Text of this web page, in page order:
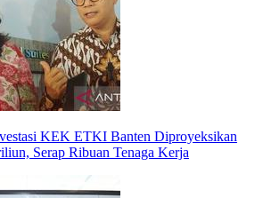
KEK ETKI Banten Diproyeksikan
Serap Ribuan Tenaga Kerja